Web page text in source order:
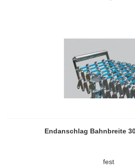
Endanschlag Bahnbreite
fest